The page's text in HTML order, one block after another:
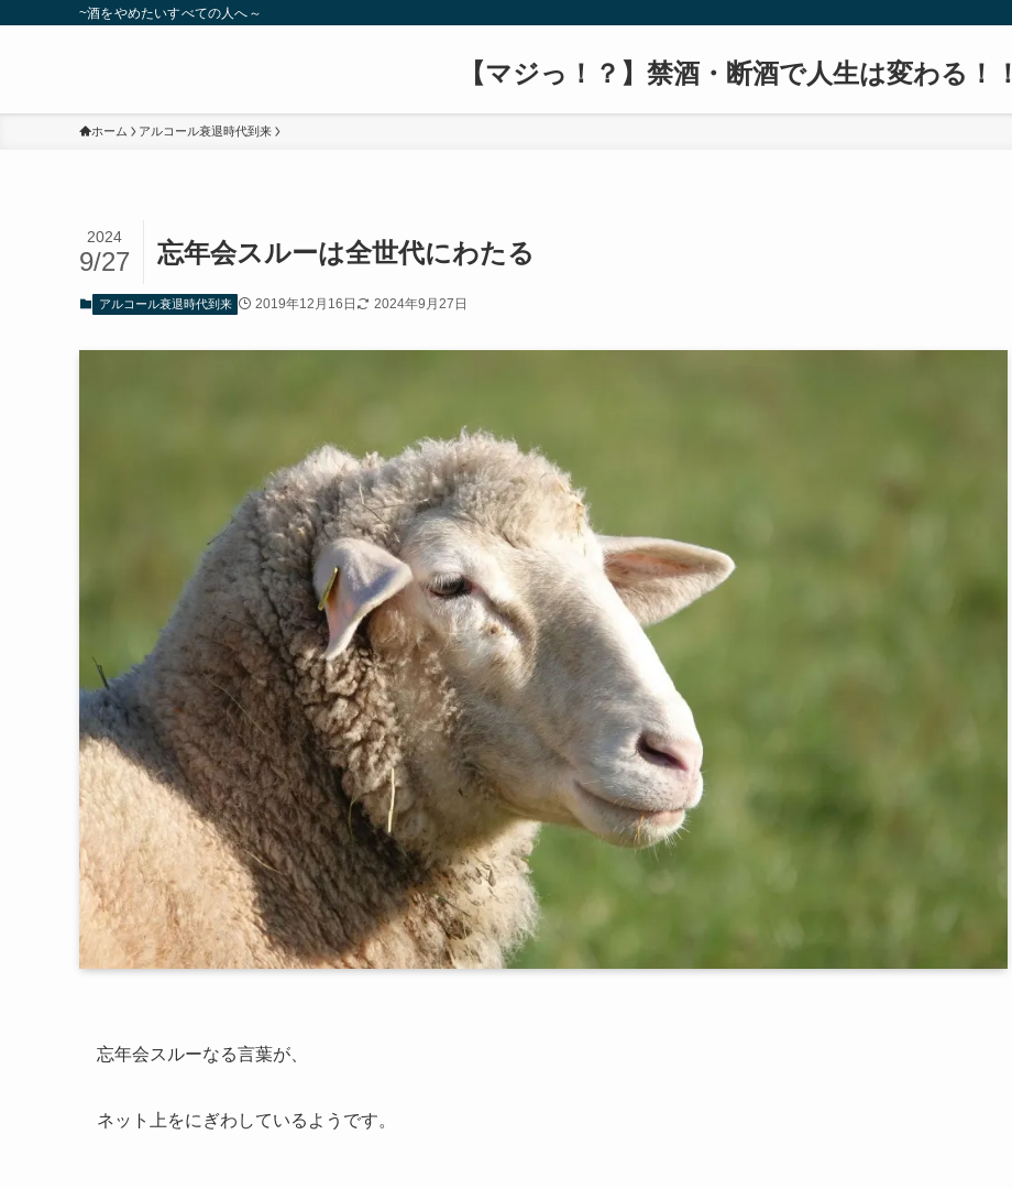
~酒をやめたいすべての人へ～
【マジっ！？】禁酒・断酒で人生は変わる！！
ホーム アルコール衰退時代到来
忘年会スルーは全世代にわたる
2024
9/27
アルコール衰退時代到来 2019年12月16日 2024年9月27日
忘年会スルーなる言葉が、
ネット上をにぎわしているようです。